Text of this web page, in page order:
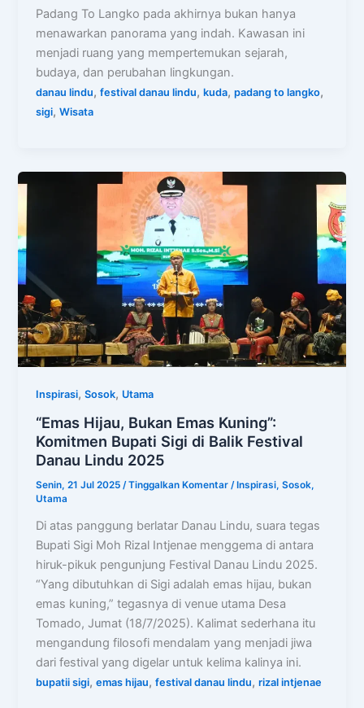
Padang To Langko pada akhirnya bukan hanya
menawarkan panorama yang indah. Kawasan ini
menjadi ruang yang mempertemukan sejarah,
budaya, dan perubahan lingkungan.
danau lindu,festival danau lindu,kuda,padang to langko,
sigi,Wisata
Inspirasi,Sosok, Utama
“Emas Hijau, Bukan Emas Kuning”:
Komitmen Bupati Sigi di Balik Festival
Danau Lindu 2025
Senin, 21 Jul 2025/Tinggalkan Komentar / Inspirasi,Sosok,
Utama
Di atas panggung berlatar Danau Lindu, suara tegas
Bupati Sigi Moh Rizal Intjenae menggema di antara
hiruk-pikuk pengunjung Festival Danau Lindu 2025.
“Yang dibutuhkan di Sigi adalah emas hijau, bukan
emas kuning,” tegasnya di venue utama Desa
Tomado, Jumat (18/7/2025). Kalimat sederhana itu
mengandung filosofi mendalam yang menjadi jiwa
dari festival yang digelar untuk kelima kalinya ini.
bupatii sigi,emas hijau,festival danau lindu,rizal intjenae